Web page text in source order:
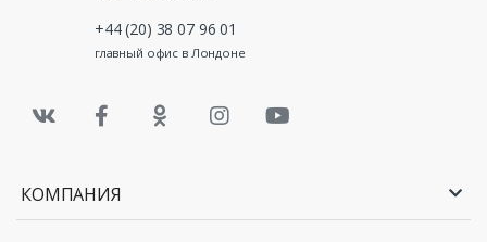
+44 (20) 38 07 96 01
главный офис в Лондоне
КОМПАНИЯ